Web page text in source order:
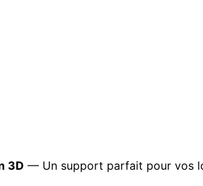
3D — Un support parfait pour vos